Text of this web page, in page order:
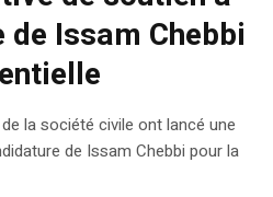
Issam Chebbi
la société civile ont lancé une
de Issam Chebbi pour la